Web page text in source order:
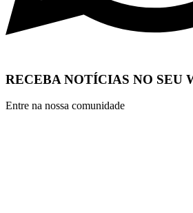
RECEBA NOTÍCIAS NO SEU
Entre na nossa comunidade